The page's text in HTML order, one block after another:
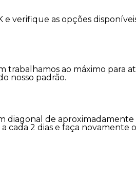
verifique as opções
trabalhamos ao máximo
nosso padrão.
de
cada 2 dias e faça novamente